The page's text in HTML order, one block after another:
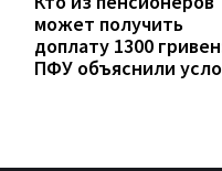
может получить
доплату 1300
ПФУ объяснили